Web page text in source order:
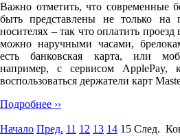
Важно отметить, что современные
быть представлены не только
носителях – так что оплатить
можно наручными часами,
есть банковская карта, или
например, с сервисом ApplePay,
воспользоваться держатели карт
Подробнее ››
Начало Пред. 11 12 13 14 15 След.